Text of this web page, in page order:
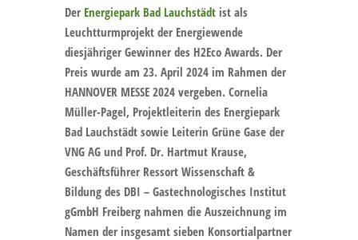
Der Energiepark Bad Lauchstädtist als
Leuchtturmprojekt der Energiewende
diesjähriger Gewinner des H2Eco Awards. Der
Preis wurde am 23. April 2024 im Rahmen der
HANNOVER MESSE 2024 vergeben. Cornelia
Müller-Pagel, Projektleiterin des Energiepark
Bad Lauchstädt sowie Leiterin Grüne Gase der
VNG AG und Prof. Dr. Hartmut Krause,
Geschäftsführer Ressort Wissenschaft &
Bildung des DBI – Gastechnologisches Institut
gGmbH Freiberg nahmen die Auszeichnung im
Namen der insgesamt sieben Konsortialpartner